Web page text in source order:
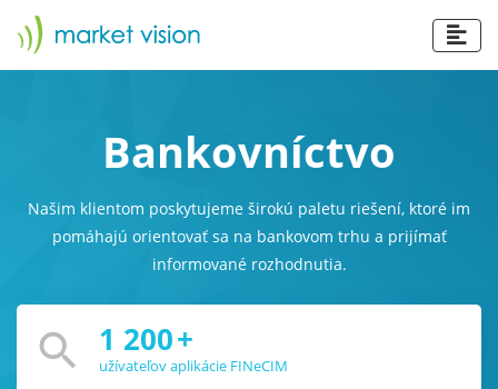
Bankovníctvo
Našim klientom poskytujeme širokú paletu riešení, ktoré im
pomáhajú orientovať sa na bankovom trhu a prijímať
informované rozhodnutia.
search 1 200+
užívateľov aplikácie FINeCIM